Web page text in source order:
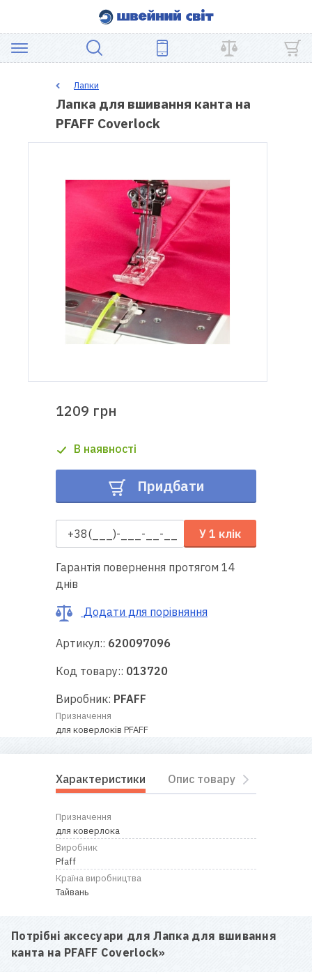
ШВЕЙНЕ
ОБЛАДНАННЯ
Гарантія
швейної
техніки
Корисні
поради
Про
нас
Лапки
Лапка для вшивання канта на
PFAFF Coverlock
1209 грн
В наявності
Придбати
У 1 клік
Гарантія повернення протягом 14
днів
Додати для порівняння
Артикул:: 620097096
Код товару:: 013720
Виробник: PFAFF
Призначення
для коверлоків PFAFF
Характеристики Опис товару
Призначення
для коверлока
Виробник
Pfaff
Країна виробництва
Тайвань
Потрібні аксесуари дляЛапка для вшивання
канта на PFAFF Coverlock»